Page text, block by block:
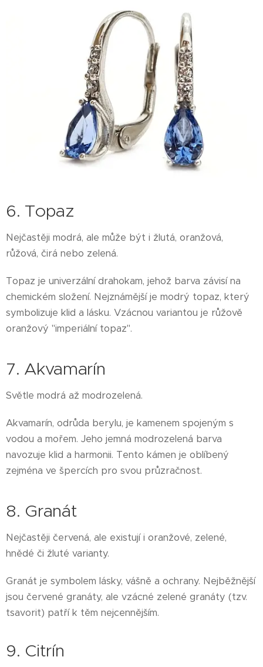
6. Topaz
Nejčastěji modrá, ale může být i žlutá, oranžová,
růžová, čirá nebo zelená.
Topaz je univerzální drahokam, jehož barva závisí na
chemickém složení. Nejznámější je modrý topaz, který
symbolizuje klid a lásku. Vzácnou variantou je růžově
oranžový "imperiální topaz".
7. Akvamarín
Světle modrá až modrozelená.
Akvamarín, odrůda berylu, je kamenem spojeným s
vodou a mořem. Jeho jemná modrozelená barva
navozuje klid a harmonii. Tento kámen je oblíbený
zejména ve špercích pro svou průzračnost.
8. Granát
Nejčastěji červená, ale existují i oranžové, zelené,
hnědé či žluté varianty.
Granát je symbolem lásky, vášně a ochrany. Nejběžnější
jsou červené granáty, ale vzácné zelené granáty (tzv.
tsavorit) patří k těm nejcennějším.
9. Citrín